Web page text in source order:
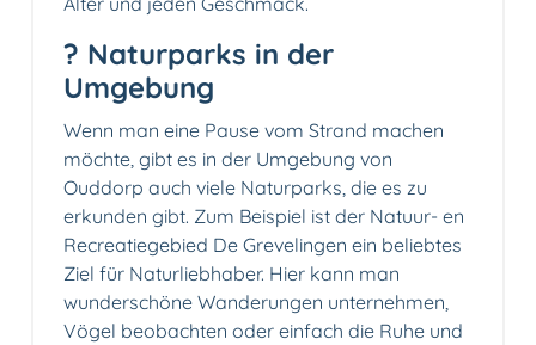
? Naturparks in der
Umgebung
Wenn man eine Pause vom Strand machen
möchte, gibt es in der Umgebung von
Ouddorp auch viele Naturparks, die es zu
erkunden gibt. Zum Beispiel ist der Natuur- en
Recreatiegebied De Grevelingen ein beliebtes
Ziel für Naturliebhaber. Hier kann man
wunderschöne Wanderungen unternehmen,
Vögel beobachten oder einfach die Ruhe und